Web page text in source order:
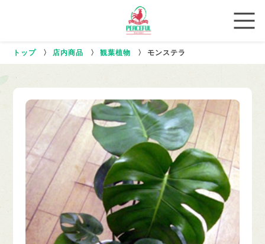
トップ 〉 店内商品 〉 観葉植物 〉 モンステラ